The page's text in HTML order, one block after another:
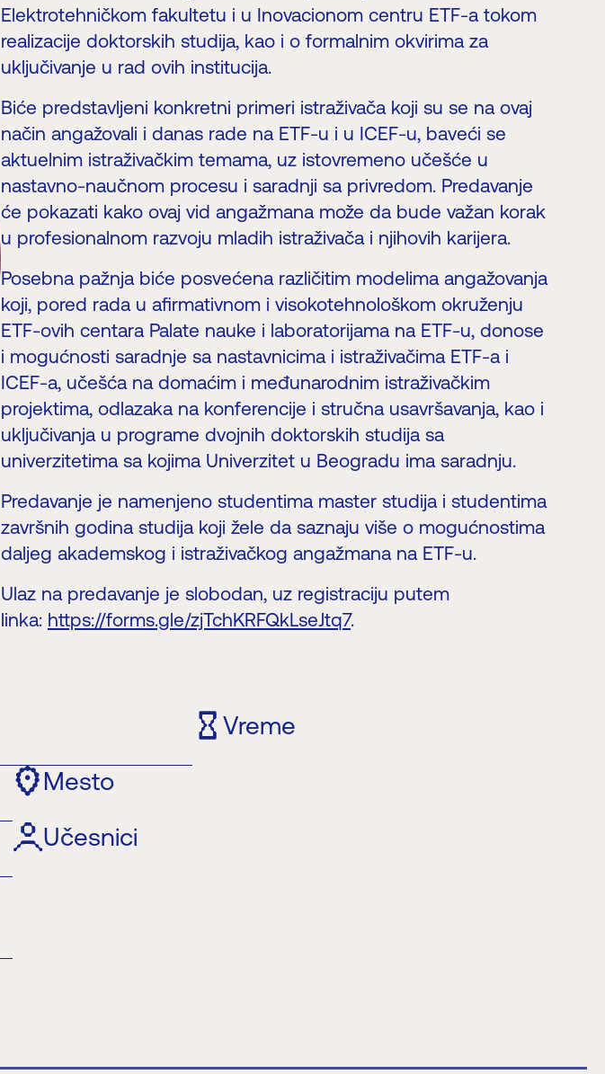
Elektrotehničkom fakultetu i u Inovacionom centru ETF-a tokom
realizacije doktorskih studija, kao i o formalnim okvirima za
uključivanje u rad ovih institucija.
Biće predstavljeni konkretni primeri istraživača koji su se na ovaj
način angažovali i danas rade na ETF-u i u ICEF-u, baveći se
aktuelnim istraživačkim temama, uz istovremeno učešće u
nastavno-naučnom procesu i saradnji sa privredom. Predavanje
će pokazati kako ovaj vid angažmana može da bude važan korak
u profesionalnom razvoju mladih istraživača i njihovih karijera.
Posebna pažnja biće posvećena različitim modelima angažovanja
koji, pored rada u afirmativnom i visokotehnološkom okruženju
ETF-ovih centara Palate nauke i laboratorijama na ETF-u, donose
i mogućnosti saradnje sa nastavnicima i istraživačima ETF-a i
ICEF-a, učešća na domaćim i međunarodnim istraživačkim
projektima, odlazaka na konferencije i stručna usavršavanja, kao i
uključivanja u programe dvojnih doktorskih studija sa
univerzitetima sa kojima Univerzitet u Beogradu ima saradnju.
Predavanje je namenjeno studentima master studija i studentima
završnih godina studija koji žele da saznaju više o mogućnostima
daljeg akademskog i istraživačkog angažmana na ETF-u.
Ulaz na predavanje je slobodan, uz registraciju putem
linka: https://forms.gle/zjTchKRFQkLseJtq7.
Vreme
Mesto
Učesnici